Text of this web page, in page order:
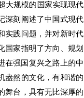
大规模的国家实现现代
深刻阐述了中国式现代
实践问题，并对新时代
国家指明了方向、规划
在强国复兴之路上的中
盎然的文化，有和谐的
舞台，具有无比深厚的